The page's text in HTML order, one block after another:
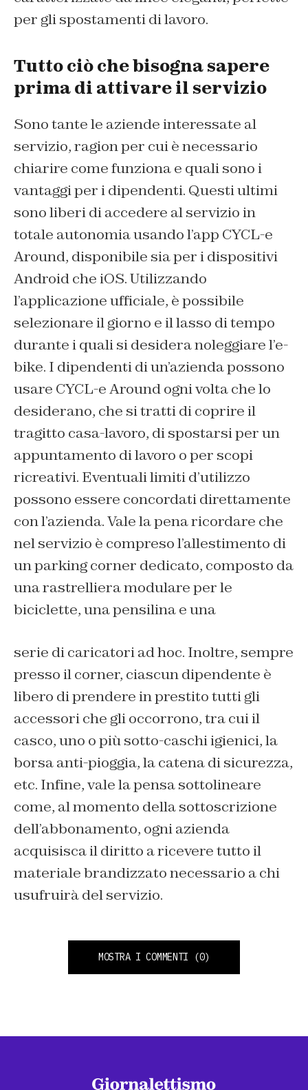
per gli spostamenti di lavoro.
Tutto ciò che bisogna sapere
prima di attivare il servizio
Sono tante le aziende interessate al
servizio, ragion per cui è necessario
chiarire come funziona e quali sono i
vantaggi per i dipendenti. Questi ultimi
sono liberi di accedere al servizio in
totale autonomia usando l’app CYCL-e
Around, disponibile sia per i dispositivi
Android che iOS. Utilizzando
l’applicazione ufficiale, è possibile
selezionare il giorno e il lasso di tempo
durante i quali si desidera noleggiare l’e-
bike. I dipendenti di un’azienda possono
usare CYCL-e Around ogni volta che lo
desiderano, che si tratti di coprire il
tragitto casa-lavoro, di spostarsi per un
appuntamento di lavoro o per scopi
ricreativi. Eventuali limiti d’utilizzo
possono essere concordati direttamente
con l’azienda. Vale la pena ricordare che
nel servizio è compreso l’allestimento di
un parking corner dedicato, composto da
una rastrelliera modulare per le
biciclette, una pensilina e una
serie di caricatori ad hoc. Inoltre, sempre
presso il corner, ciascun dipendente è
libero di prendere in prestito tutti gli
accessori che gli occorrono, tra cui il
casco, uno o più sotto-caschi igienici, la
borsa anti-pioggia, la catena di sicurezza,
etc. Infine, vale la pensa sottolineare
come, al momento della sottoscrizione
dell’abbonamento, ogni azienda
acquisisca il diritto a ricevere tutto il
materiale brandizzato necessario a chi
usufruirà del servizio.
MOSTRA I COMMENTI (0)